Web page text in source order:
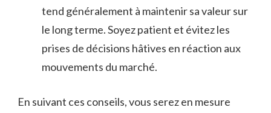
tend ⁣généralement à maintenir sa valeur sur
le long terme. Soyez patient et évitez les
prises de décisions hâtives ‍en ‍réaction aux
mouvements du marché.
En suivant ces conseils, vous​ serez en mesure